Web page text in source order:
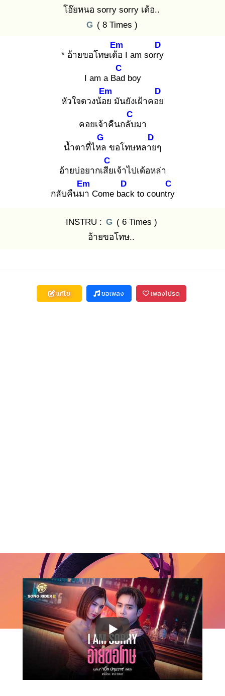
โอ๊ยหนอ sorry sorry เด้อ..
G ( 8 Times )
* อ้ายขอโทษเด้อ
Em
I am sorry
D
I am a Bad
C
boy
หัวใจดวงน้อย
Em
มันยังเฝ้าคอย
D
คอยเจ้าคืนกลับ
C
มา
น้ำตาที่ไหล
G
ขอโทษหลาย
D
ๆ
อ้ายบ่อยากเสีย
C
เจ้าไปเด้อหล่า
กลับคืนมา
Em
Come bac
D
k to country
C
INSTRU : G ( 6 Times )
อ้ายขอโทษ..
แก้ไข ขอเพลง เพลงโปรด